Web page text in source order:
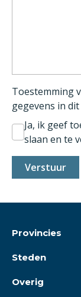
Toestemming
gegevens in
Ja, ik geef
slaan en te
Provincies
Steden
Overig